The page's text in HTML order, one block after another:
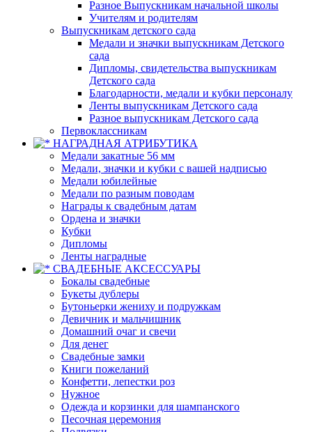
Разное Выпускникам начальной школы
Учителям и родителям
Выпускникам детского сада
Медали и значки выпускникам Детского
сада
Дипломы, свидетельства выпускникам
Детского сада
Благодарности, медали и кубки персоналу
Ленты выпускникам Детского сада
Разное выпускникам Детского сада
Первоклассникам
НАГРАДНАЯ АТРИБУТИКА
Медали закатные 56 мм
Медали, значки и кубки с вашей надписью
Медали юбилейные
Медали по разным поводам
Награды к свадебным датам
Ордена и значки
Кубки
Дипломы
Ленты наградные
СВАДЕБНЫЕ АКСЕССУАРЫ
Бокалы свадебные
Букеты дублеры
Бутоньерки жениху и подружкам
Девичник и мальчишник
Домашний очаг и свечи
Для денег
Свадебные замки
Книги пожеланий
Конфетти, лепестки роз
Нужное
Одежда и корзинки для шампанского
Песочная церемония